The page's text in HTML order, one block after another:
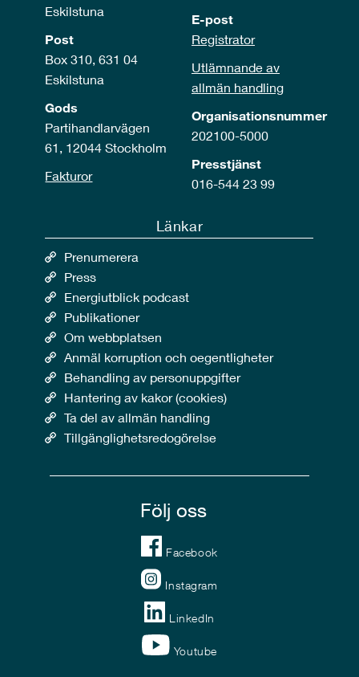
Eskilstuna
Post
Box 310, 631 04
Eskilstuna
Gods
Partihandlarvägen
61, 12044 Stockholm
Fakturor
E-post
Registrator
Utlämnande av
allmän handling
Organisationsnummer
202100-5000
Presstjänst
016-544 23 99
Länkar
Prenumerera
Press
Energiutblick podcast
Publikationer
Om webbplatsen
Anmäl korruption och oegentligheter
Behandling av personuppgifter
Hantering av kakor (cookies)
Ta del av allmän handling
Tillgänglighetsredogörelse
Följ oss
Facebook
Instagram
LinkedIn
Youtube